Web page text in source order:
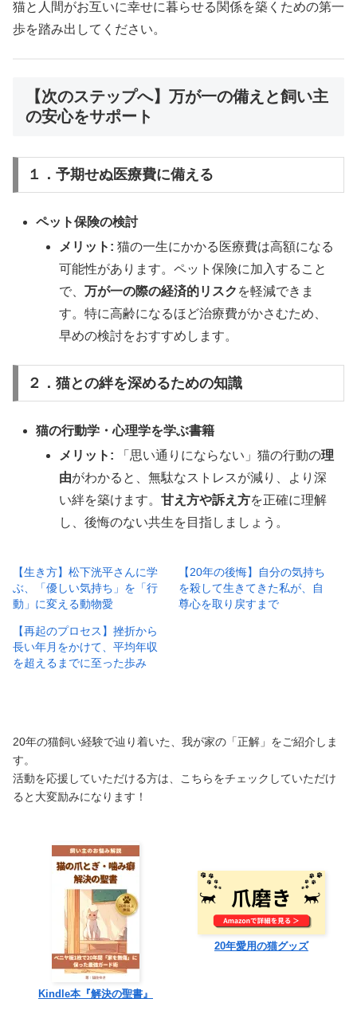
猫と人間がお互いに幸せに暮らせる関係を築くための第一
歩を踏み出してください。
【次のステップへ】万が一の備えと飼い主
の安心をサポート
１．予期せぬ医療費に備える
ペット保険の検討
メリット: 猫の一生にかかる医療費は高額になる
可能性があります。ペット保険に加入すること
で、万が一の際の経済的リスク を軽減できま
す。特に高齢になるほど治療費がかさむため、
早めの検討をおすすめします。
２．猫との絆を深めるための知識
猫の行動学・心理学を学ぶ書籍
メリット: 「思い通りにならない」猫の行動の理
由がわかると、無駄なストレスが減り、より深
い絆を築けます。甘え方や訴え方を正確に理解
し、後悔のない共生を目指しましょう。
【生き方】松下洸平さんに学
ぶ、「優しい気持ち」を「行
動」に変える動物愛
【20年の後悔】自分の気持ち
を殺して生きてきた私が、自
尊心を取り戻すまで
【再起のプロセス】挫折から
長い年月をかけて、平均年収
を超えるまでに至った歩み
20年の猫飼い経験で辿り着いた、我が家の「正解」をご紹介しま
す。
活動を応援していただける方は、こちらをチェックしていただけ
ると大変励みになります！
Kindle本『解決の聖書』
20年愛用の猫グッズ